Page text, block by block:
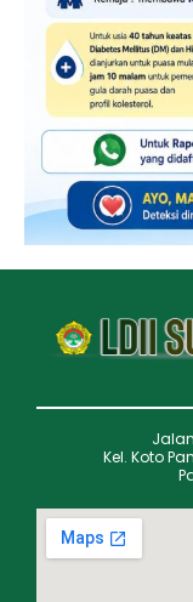
Kel. Koto